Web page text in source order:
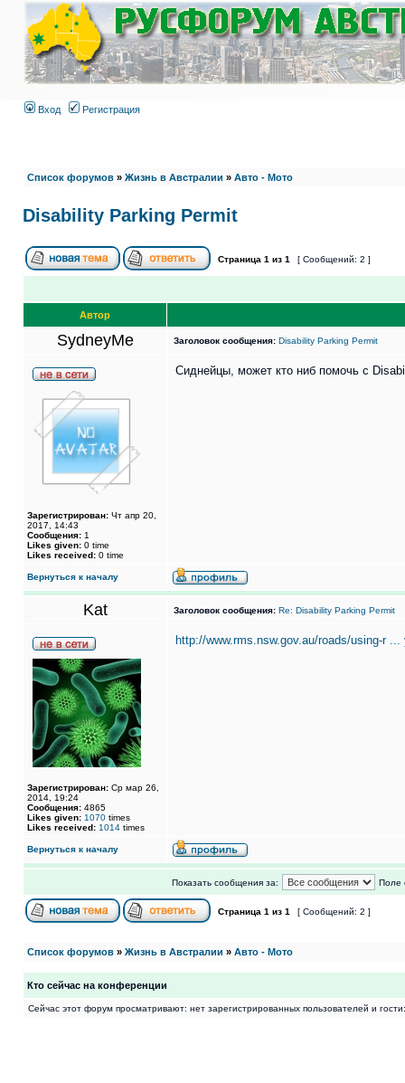
Вход Регистрация
Список форумов » Жизнь в Австралии » Авто - Мото
Disability Parking Permit
Страница 1 из 1 [ Сообщений: 2 ]
Автор
SydneyMe Заголовок сообщения: Disability Parking Permit
Зарегистрирован: Чт апр 20,
2017, 14:43
Сообщения: 1
Likes given: 0 time
Likes received: 0 time
Сиднейцы, может кто ниб помочь с
Вернуться к началу
Kat Заголовок сообщения: Re: Disability Parking Permit
Зарегистрирован: Ср мар 26,
2014, 19:24
Сообщения: 4865
Likes given: 1070 times
Likes received: 1014 times
http://www.rms.nsw.gov.au/roads/using-r ...
Вернуться к началу
Показать сообщения за: Поле
Страница 1 из 1 [ Сообщений: 2 ]
Список форумов » Жизнь в Австралии » Авто - Мото
Кто сейчас на конференции
Сейчас этот форум просматривают: нет зарегистрированных пользователей и